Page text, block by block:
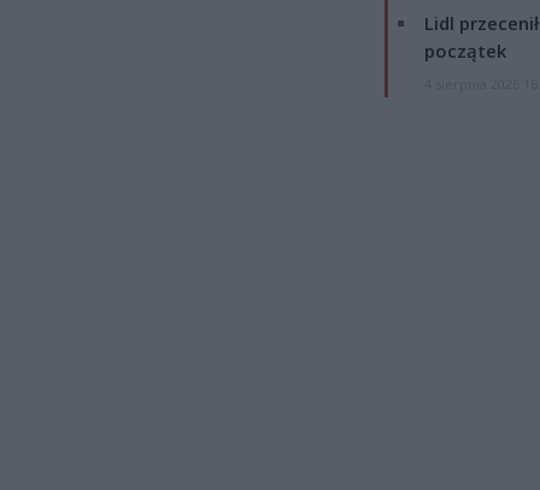
Lidl
początek